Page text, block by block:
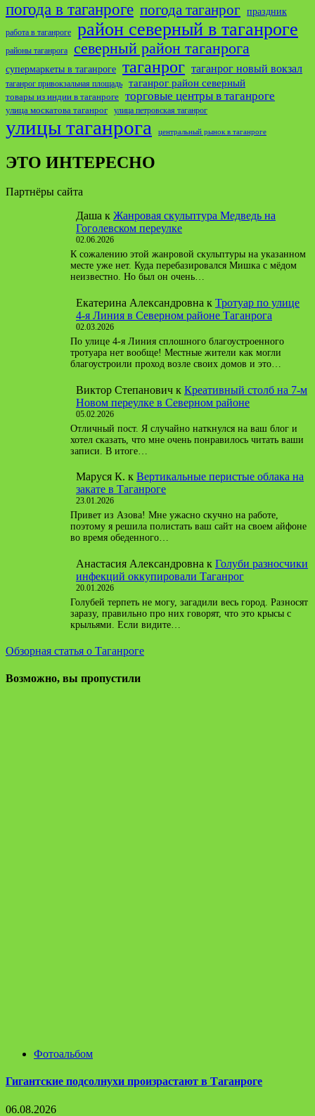
погода в таганроге погода таганрог праздник
работа в таганроге район северный в таганроге
районы таганрога северный район таганрога
супермаркеты в таганроге таганрог таганрог новый вокзал
таганрог привокзальная площадь таганрог район северный
товары из индии в таганроге торговые центры в таганроге
улица москатова таганрог улица петровская таганрог
улицы таганрога центральный рынок в таганроге
ЭТО ИНТЕРЕСНО
Партнёры сайта
Даша к Жанровая скульптура Медведь на
Гоголевском переулке
02.06.2026
К сожалению этой жанровой скульптуры на указанном
месте уже нет. Куда перебазировался Мишка с мёдом
неизвестно. Но был он очень…
Екатерина Александровна к Тротуар по улице
4-я Линия в Северном районе Таганрога
02.03.2026
По улице 4-я Линия сплошного благоустроенного
тротуара нет вообще! Местные жители как могли
благоустроили проход возле своих домов и это…
Виктор Степанович к Креативный столб на 7-м
Новом переулке в Северном районе
05.02.2026
Отличный пост. Я случайно наткнулся на ваш блог и
хотел сказать, что мне очень понравилось читать ваши
записи. В итоге…
Маруся К. к Вертикальные перистые облака на
закате в Таганроге
23.01.2026
Привет из Азова! Мне ужасно скучно на работе,
поэтому я решила полистать ваш сайт на своем айфоне
во время обеденного…
Анастасия Александровна к Голуби разносчики
инфекций оккупировали Таганрог
20.01.2026
Голубей терпеть не могу, загадили весь город. Разносят
заразу, правильно про них говорят, что это крысы с
крыльями. Если видите…
Обзорная статья о Таганроге
Возможно, вы пропустили
Фотоальбом
Гигантские подсолнухи произрастают в Таганроге
06.08.2026